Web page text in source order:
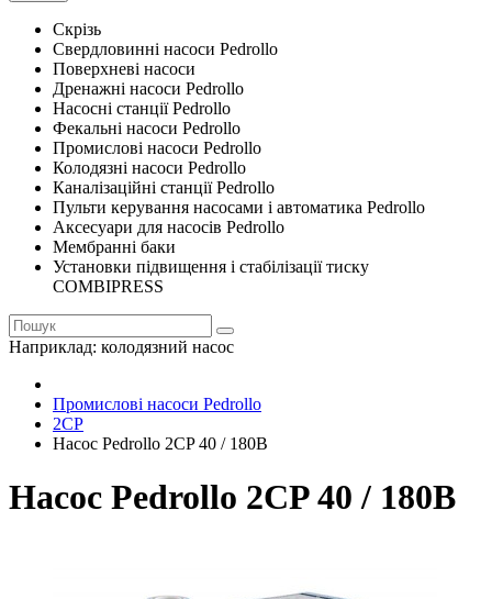
Скрізь
Свердловинні насоси Pedrollo
Поверхневі насоси
Дренажні насоси Pedrollo
Насосні станції Pedrollo
Фекальні насоси Pedrollo
Промислові насоси Pedrollo
Колодязні насоси Pedrollo
Каналізаційні станції Pedrollo
Пульти керування насосами і автоматика Pedrollo
Аксесуари для насосів Pedrollo
Мембранні баки
Установки підвищення і стабілізації тиску
COMBIPRESS
Наприклад: колодязний насос
Промислові насоси Pedrollo
2CP
Насос Pedrollo 2CP 40 / 180B
Насос Pedrollo 2CP 40 / 180B